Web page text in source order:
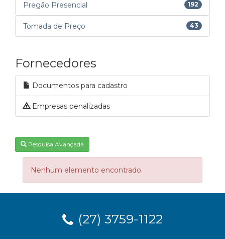
Pregão Presencial 192
Tomada de Preço 43
Fornecedores
Documentos para cadastro
Empresas penalizadas
Pesquisa Avançada
Nenhum elemento encontrado.
(27) 3759-1122